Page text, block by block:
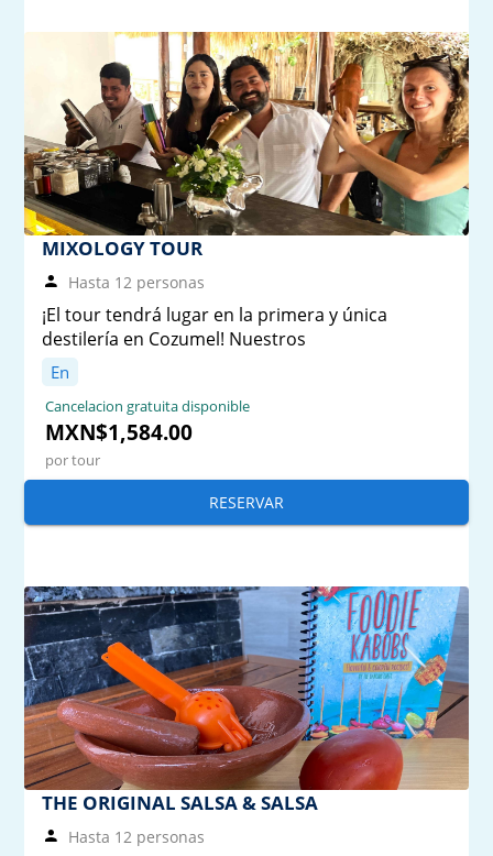
MIXOLOGY TOUR
Hasta 12 personas
¡El tour tendrá lugar en la primera y única
destilería en Cozumel! Nuestros
En
Cancelacion gratuita disponible
MXN$1,584.00
por tour
RESERVAR
THE ORIGINAL SALSA & SALSA
Hasta 12 personas